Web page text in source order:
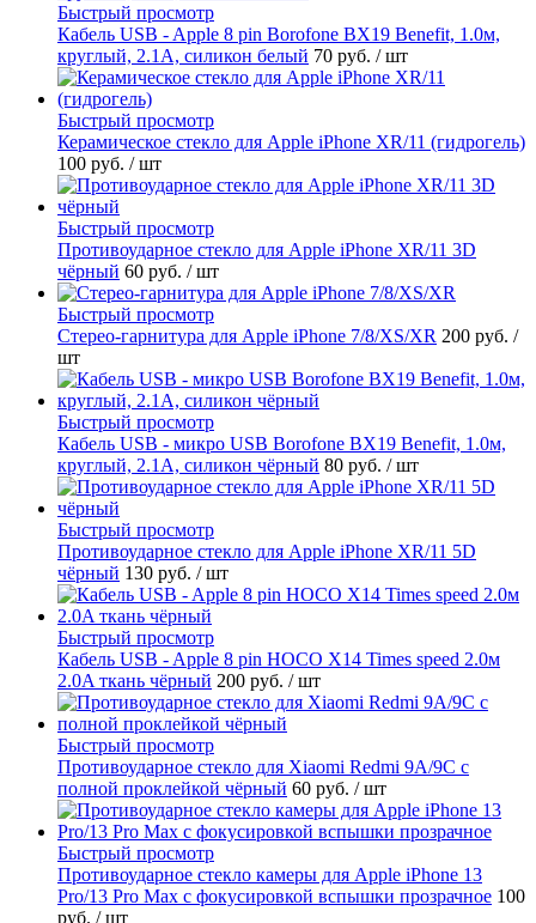
Быстрый просмотр
Кабель USB - Apple 8 pin Borofone BX19 Benefit, 1.0м,
круглый, 2.1A, силикон белый 70 руб. / шт
Быстрый просмотр
Керамическое стекло для Apple iPhone XR/11 (гидрогель)
100 руб. / шт
Быстрый просмотр
Противоударное стекло для Apple iPhone XR/11 3D
чёрный 60 руб. / шт
Быстрый просмотр
Стерео-гарнитура для Apple iPhone 7/8/XS/XR 200 руб. /
шт
Быстрый просмотр
Кабель USB - микро USB Borofone BX19 Benefit, 1.0м,
круглый, 2.1A, силикон чёрный 80 руб. / шт
Быстрый просмотр
Противоударное стекло для Apple iPhone XR/11 5D
чёрный 130 руб. / шт
Быстрый просмотр
Кабель USB - Apple 8 pin HOCO X14 Times speed 2.0м
2.0A ткань чёрный 200 руб. / шт
Быстрый просмотр
Противоударное стекло для Xiaomi Redmi 9A/9C с
полной проклейкой чёрный 60 руб. / шт
Быстрый просмотр
Противоударное стекло камеры для Apple iPhone 13
Pro/13 Pro Max с фокусировкой вспышки прозрачное 100
руб. / шт